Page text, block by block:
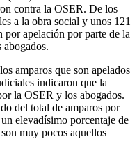
contra la OSER. De los
a la obra social y unos 121
por apelación por parte de la
amparos que son apelados
indicaron que la
la OSER y los abogados.
del total de amparos por
elevadísimo porcentaje de
muy pocos aquellos